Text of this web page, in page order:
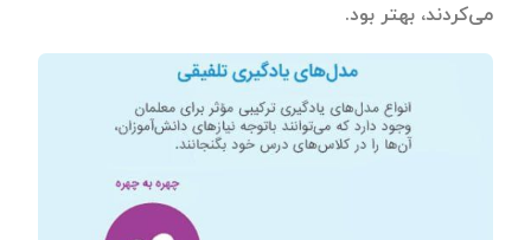
می‌کردند، بهتر بود.